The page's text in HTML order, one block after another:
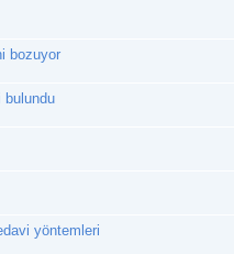
bozuyor
bulundu
yöntemleri